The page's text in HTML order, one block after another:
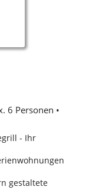
6 Personen •
- Ihr
gestaltete